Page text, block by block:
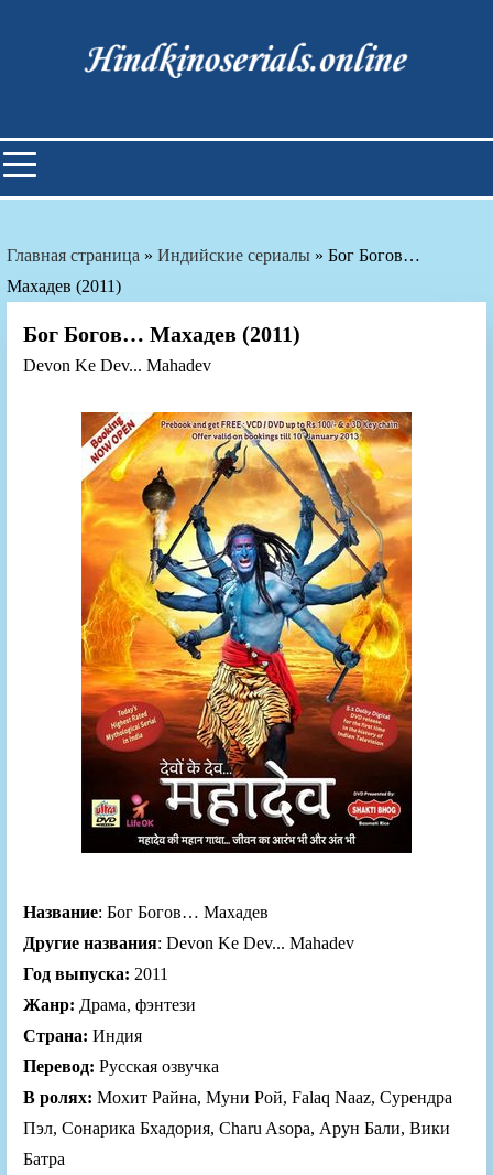
Индийские фильмы смотреть
онлайн
Главная страница » Индийские сериалы » Бог Богов…
Махадев (2011)
Бог Богов… Махадев (2011)
Devon Ke Dev... Mahadev
Название: Бог Богов… Махадев
Другие названия: Devon Ke Dev... Mahadev
Год выпуска: 2011
Жанр: Драма, фэнтези
Страна: Индия
Перевод: Русская озвучка
В ролях: Мохит Райна, Муни Рой, Falaq Naaz, Сурендра
Пэл, Сонарика Бхадория, Charu Asopa, Арун Бали, Вики
Батра